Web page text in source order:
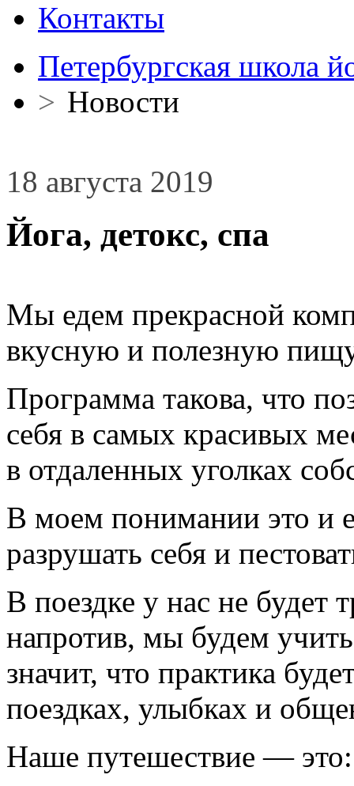
Контакты
Петербургская школа
> Новости
18 августа 2019
Йога, детокс, спа
Мы едем прекрасной
вкусную и полезную
Программа такова, что
себя в самых красивых
в отдаленных уголках
В моем понимании это и
разрушать себя и
В поездке у нас не будет
напротив, мы будем
значит, что практика
поездках, улыбках и
Наше путешествие — это: